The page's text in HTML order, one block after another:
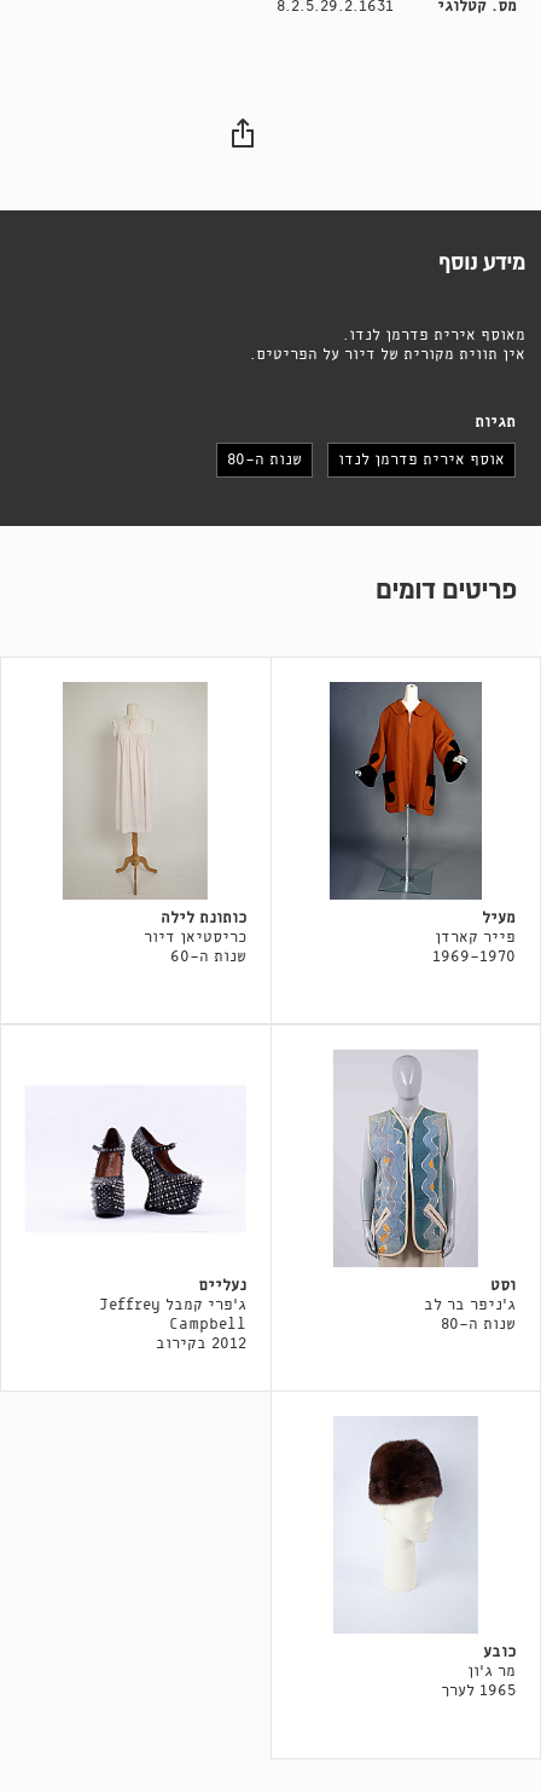
מס. קטלוגי
8.2.5.29.2.1631
מידע נוסף
מאוסף אירית פדרמן לנדו.
אין תווית מקורית של דיור על הפריטים.
תגיות
אוסף אירית פדרמן לנדו שנות ה-80
פריטים דומים
מעיל
פייר קארדן
1969-1970
כותונת לילה
כריסטיאן דיור
שנות ה-60
וסט
ג'ניפר בר לב
שנות ה-80
נעליים
ג׳פרי קמבל Jeffrey
Campbell
2012 בקירוב
כובע
מר ג'ון
1965 לערך